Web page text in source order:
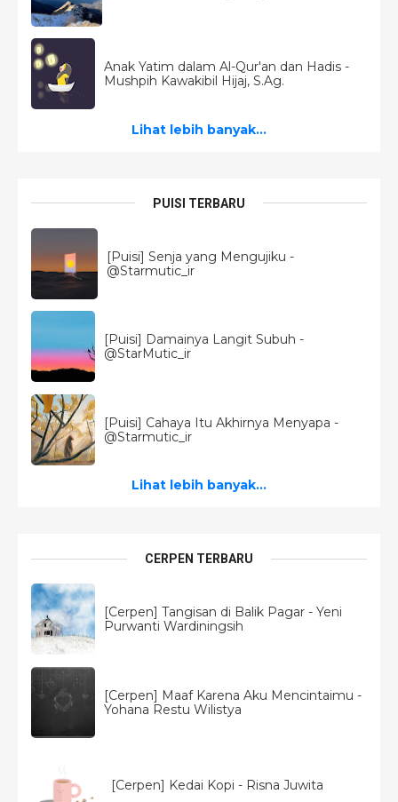
Anak Yatim dalam Al-Qur'an dan Hadis -
Mushpih Kawakibil Hijaj, S.Ag.
Lihat lebih banyak...
PUISI TERBARU
[Puisi] Senja yang Mengujiku -
@Starmutic_ir
[Puisi] Damainya Langit Subuh -
@StarMutic_ir
[Puisi] Cahaya Itu Akhirnya Menyapa -
@Starmutic_ir
Lihat lebih banyak...
CERPEN TERBARU
[Cerpen] Tangisan di Balik Pagar - Yeni
Purwanti Wardiningsih
[Cerpen] Maaf Karena Aku Mencintaimu -
Yohana Restu Wilistya
[Cerpen] Kedai Kopi - Risna Juwita